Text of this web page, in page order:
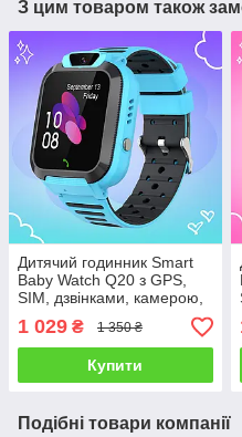
З цим товаром також
Дитячий годинник Smart
Baby Watch Q20 з GPS,
SIM, дзвінками, камерою,
SOS, IP67, чатом і
сенсорним екраном Синій
1 029 ₴ 1 350 ₴
Купити
Подібні товари компанії